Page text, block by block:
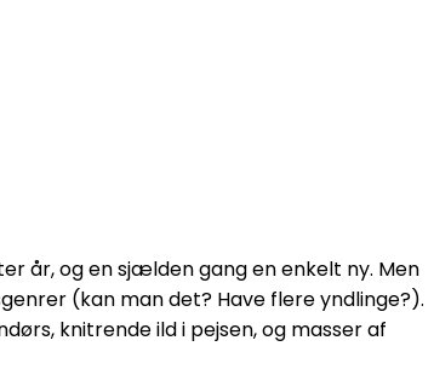
år, og en sjælden gang en enkelt ny. Men
(kan man det? Have flere yndlinge?).
knitrende ild i pejsen, og masser af